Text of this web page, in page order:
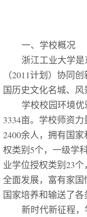
一、学校概况
浙江工业大学
（2011计划）协同
国历史文化名城、
学校校园环境
3334亩。 学校师资
2400余人， 拥有国家
权类别5个，一级学
业学位授权类别23个
全面发展，富有家
国家培养和输送了
新时代新征程，